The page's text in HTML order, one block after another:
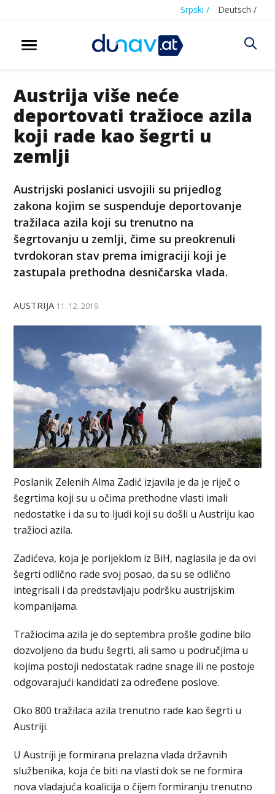
Srpski / Deutsch /
Austrija više neće
deportovati tražioce azila
koji rade kao šegrti u
zemlji
Austrijski poslanici usvojili su prijedlog
zakona kojim se suspenduje deportovanje
tražilaca azila koji su trenutno na
šegrtovanju u zemlji, čime su preokrenuli
tvrdokoran stav prema imigraciji koji je
zastupala prethodna desničarska vlada.
AUSTRIJA 11. 12. 2019.
Poslanik Zelenih Alma Zadić izjavila je da je riječ o
šegrtima koji su u očima prethodne vlasti imali
nedostatke i da su to ljudi koji su došli u Austriju kao
tražioci azila.
Zadićeva, koja je porijeklom iz BiH, naglasila je da ovi
šegrti odlično rade svoj posao, da su se odlično
integrisali i da predstavljaju podršku austrijskim
kompanijama.
Tražiocima azila je do septembra prošle godine bilo
dozvoljeno da budu šegrti, ali samo u područjima u
kojima postoji nedostatak radne snage ili ne postoje
odgovarajući kandidati za određene poslove.
Oko 800 tražilaca azila trenutno rade kao šegrti u
Austriji.
U Austriji je formirana prelazna vlada državnih
službenika, koja će biti na vlasti dok se ne formira
nova vladajuća koalicija o čijem formiranju trenutno